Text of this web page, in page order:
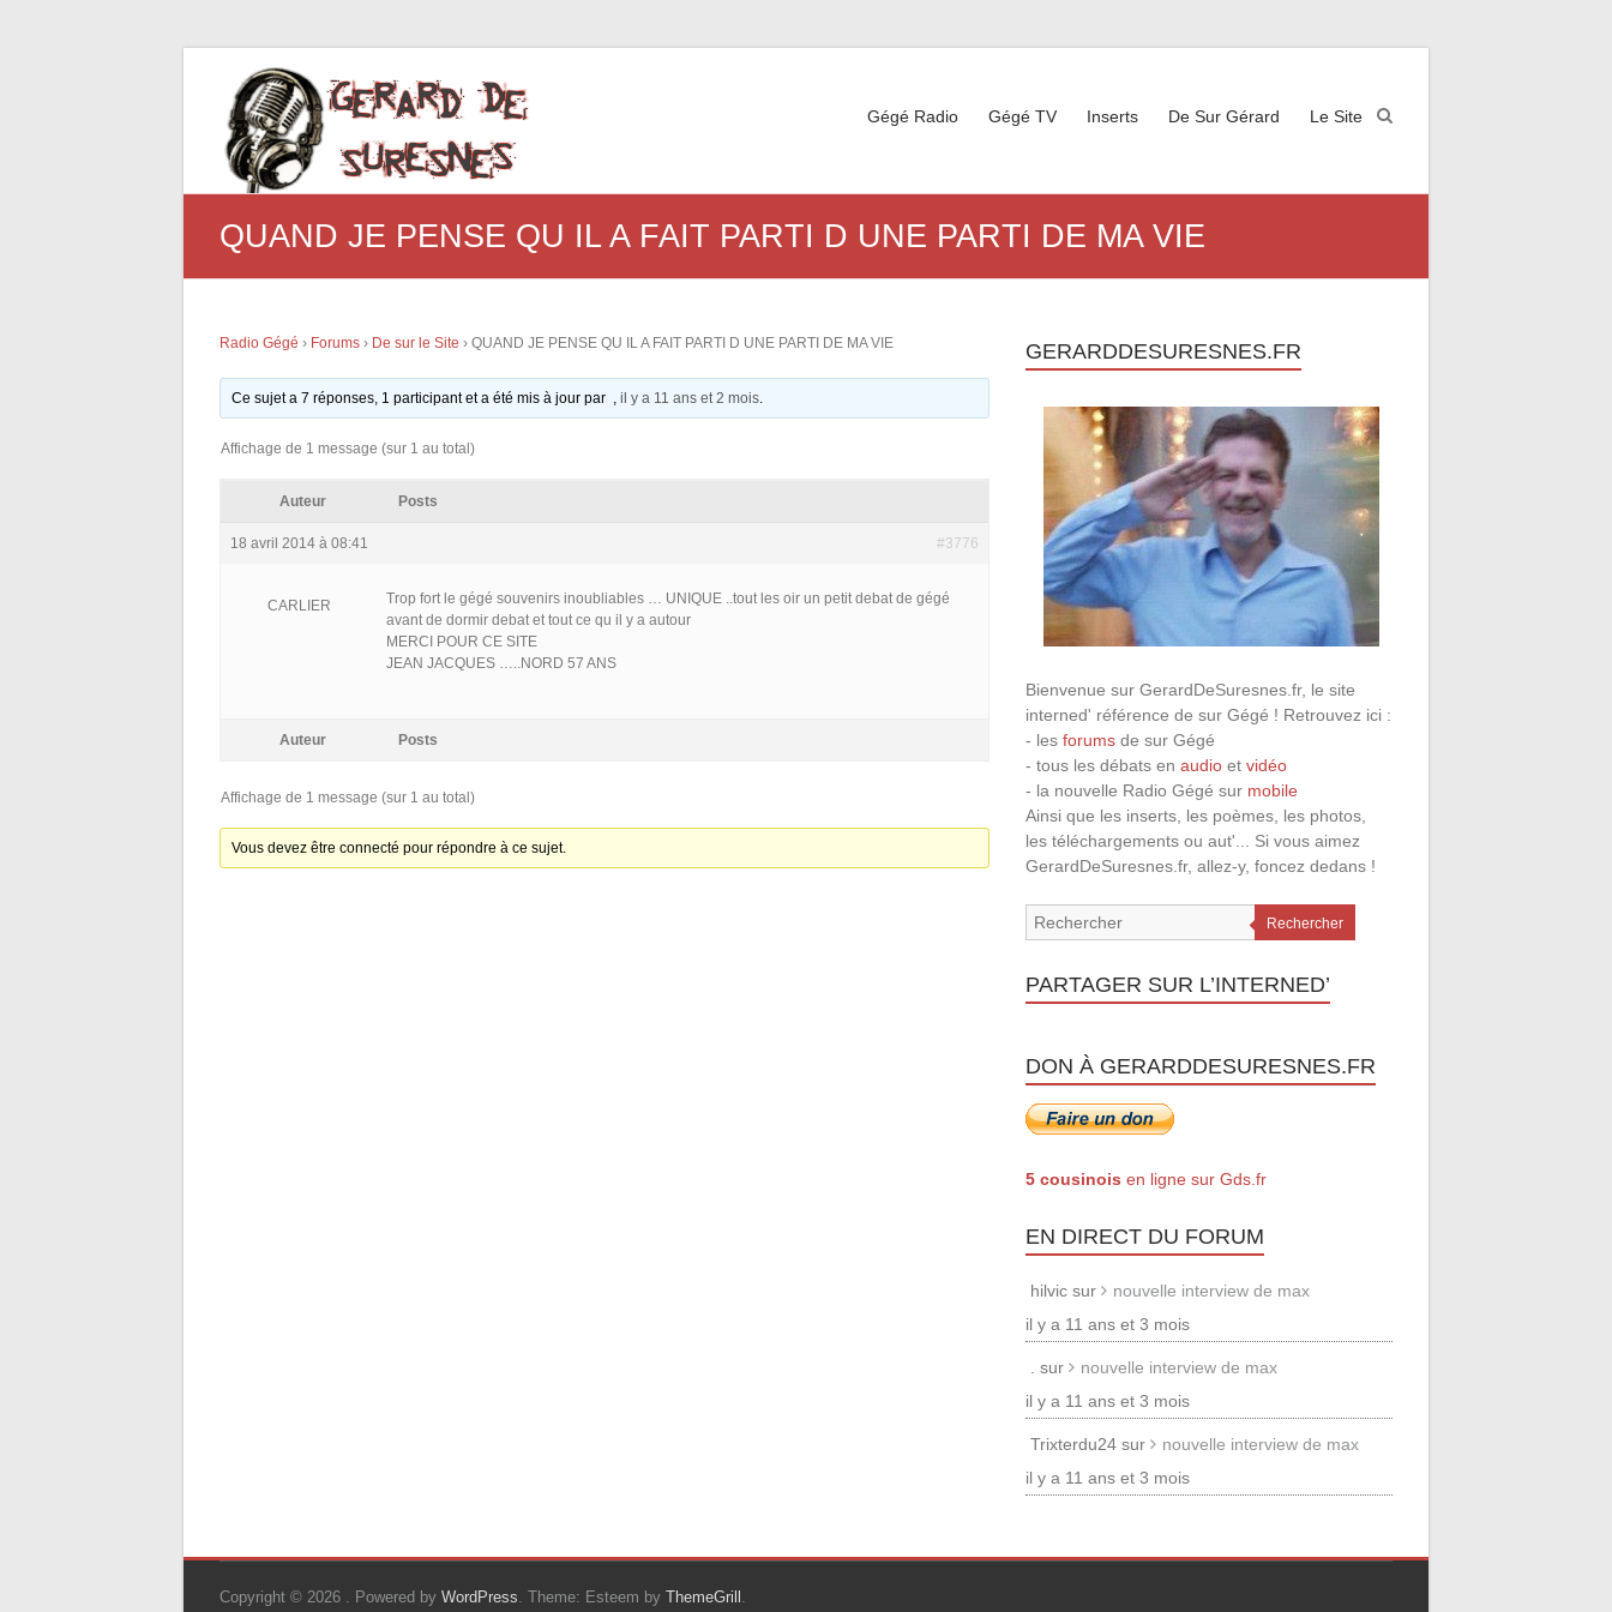
Gégé Radio Gégé TV Inserts De Sur Gérard Le Site
QUAND JE PENSE QU IL A FAIT PARTI D UNE PARTI DE MA VIE
Radio Gégé › Forums › De sur le Site › QUAND JE PENSE QU IL A FAIT PARTI D UNE PARTI DE MA VIE
Ce sujet a 7 réponses, 1 participant et a été mis à jour par ,il y a 11 ans et 2 mois.
Affichage de 1 message (sur 1 au total)
Auteur Posts
18 avril 2014 à 08:41 #3776
CARLIER
Trop fort le gégé souvenirs inoubliables … UNIQUE ..tout les oir un petit debat de gégé
avant de dormir debat et tout ce qu il y a autour
MERCI POUR CE SITE
JEAN JACQUES …..NORD 57 ANS
Auteur Posts
Affichage de 1 message (sur 1 au total)
Vous devez être connecté pour répondre à ce sujet.
GERARDDESURESNES.FR
Bienvenue sur GerardDeSuresnes.fr, le site
interned' référence de sur Gégé ! Retrouvez ici :
- lesforums de sur Gégé
- tous les débats enaudio etvidéo
- la nouvelle Radio Gégé sur mobile
Ainsi que les inserts, les poèmes, les photos,
les téléchargements ou aut'... Si vous aimez
GerardDeSuresnes.fr, allez-y, foncez dedans !
Rechercher
PARTAGER SUR L’INTERNED’
DON À GERARDDESURESNES.FR
5 cousinois en ligne sur Gds.fr
EN DIRECT DU FORUM
hilvic sur
nouvelle interview de max
il y a 11 ans et 3 mois
. sur
nouvelle interview de max
il y a 11 ans et 3 mois
Trixterdu24 sur
nouvelle interview de max
il y a 11 ans et 3 mois
Copyright © 2026 . Powered by WordPress. Theme: Esteem by ThemeGrill .